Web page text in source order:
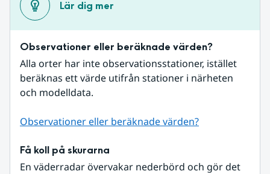
Lär dig mer
Observationer eller beräknade värden?
Alla orter har inte observationsstationer, istället
beräknas ett värde utifrån stationer i närheten
och modelldata.
Observationer eller beräknade värden?
Få koll på skurarna
En väderradar övervakar nederbörd och gör det